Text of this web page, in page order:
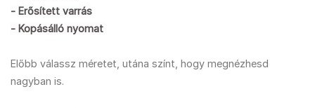
- Erősített varrás
- Kopásálló nyomat
Előbb válassz méretet, utána színt, hogy megnézhesd
nagyban is.